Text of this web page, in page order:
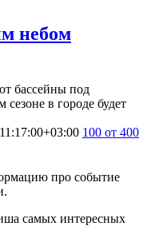
небом
бассейны под
в городе будет
100 от 400
про событие
самых интересных